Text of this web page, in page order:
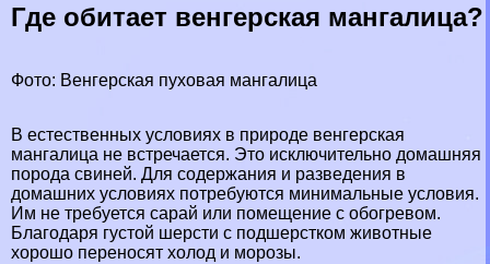
Где обитает венгерская мангалица?
Фото: Венгерская пуховая мангалица
В естественных условиях в природе венгерская
мангалица не встречается. Это исключительно домашняя
порода свиней. Для содержания и разведения в
домашних условиях потребуются минимальные условия.
Им не требуется сарай или помещение с обогревом.
Благодаря густой шерсти с подшерстком животные
хорошо переносят холод и морозы.